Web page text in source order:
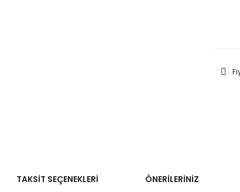
TAKSIT SEÇENEKLERI ÖNERILERINIZ